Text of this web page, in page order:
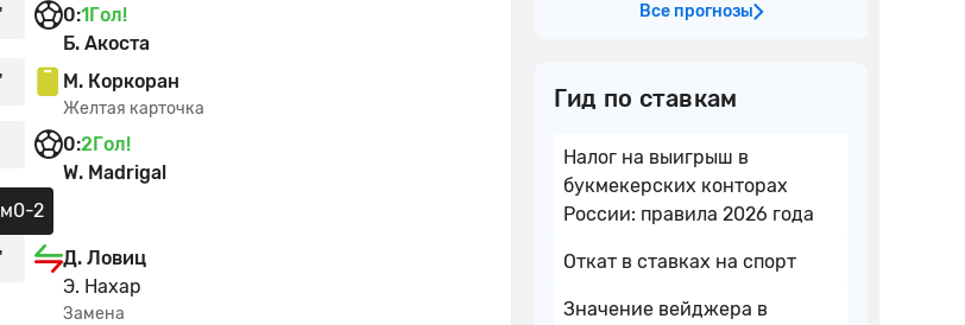
вместо него
выходит вместо него
вместо него
выходит вместо него
0:1Гол!
Б. Акоста
М. Коркоран
Желтая карточка
0:2Гол!
W. Madrigal
0-2
Д. Ловиц
Э. Нахар
Замена
Все прогнозы
Гид по ставкам
Налог на выигрыш в
букмекерских конторах
России: правила 2026 года
Откат в ставках на спорт
Значение вейджера в